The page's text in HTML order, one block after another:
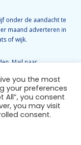
onder de aandacht te
maand adverteren in
of wijk.
Mail naar
you the most
your preferences
All”, you consent
you may visit
consent.